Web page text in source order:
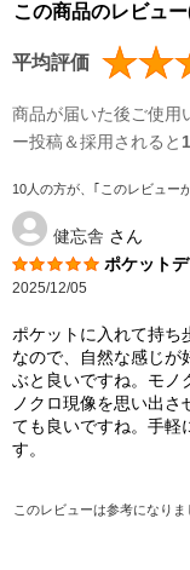
この商品のレビュ
平均評価
商品が届いた後ご使用
ー投稿＆採用されると
10人の方が、｢このレビュー
健忘舎 さん
ポケット
2025/12/05
ポケットに入れて持ち
なので、自然な感じが
ぶと良いですね。モノ
ノクロ現像を思い出
ても良いですね。手軽
す。
このレビューは参考になりま